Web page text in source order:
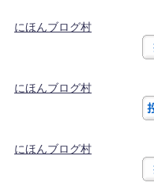
にほんブログ村
にほんブログ村
にほんブログ村